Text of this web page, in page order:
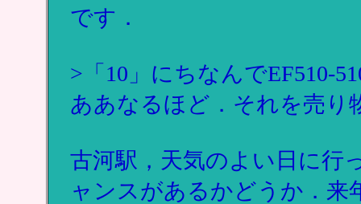
です．
>「10」にちなんでEF510-
ああなるほど．それを売り
古河駅，天気のよい日に行
ャンスがあるかどうか．